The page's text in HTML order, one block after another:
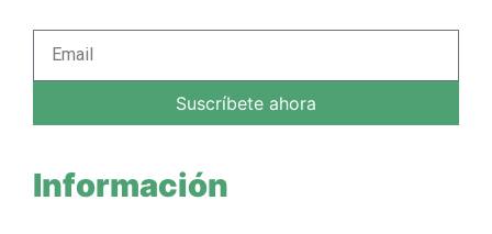
Suscríbete ahora
Información